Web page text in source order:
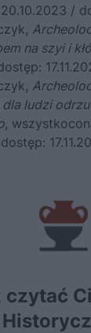
/
na szyi i
ludzi
,